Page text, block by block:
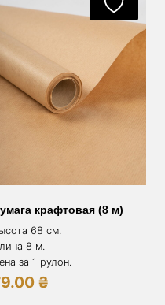
крафтовая (8 м)
68 см.
8 м.
за 1 рулон.
₴